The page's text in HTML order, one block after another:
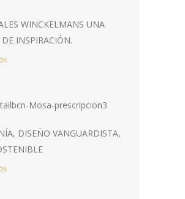
WINCKELMANS UNA
INSPIRACIÓN.
DISEÑO VANGUARDISTA,